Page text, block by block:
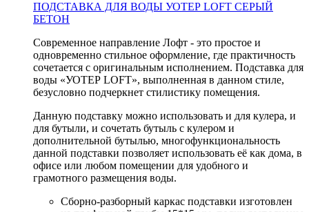
ПОДСТАВКА ДЛЯ ВОДЫ УОТЕР LOFT СЕРЫЙ
БЕТОН
Современное направление Лофт - это простое и
одновременно стильное оформление, где практичность
сочетается с оригинальным исполнением. Подставка для
воды «УОТЕР LOFT», выполненная в данном стиле,
безусловно подчеркнет стилистику помещения.
Данную подставку можно использовать и для кулера, и
для бутыли, и сочетать бутыль с кулером и
дополнительной бутылью, многофункциональность
данной подставки позволяет использовать её как дома, в
офисе или любом помещении для удобного и
грамотного размещения воды.
Сборно-разборный каркас подставки изготовлен